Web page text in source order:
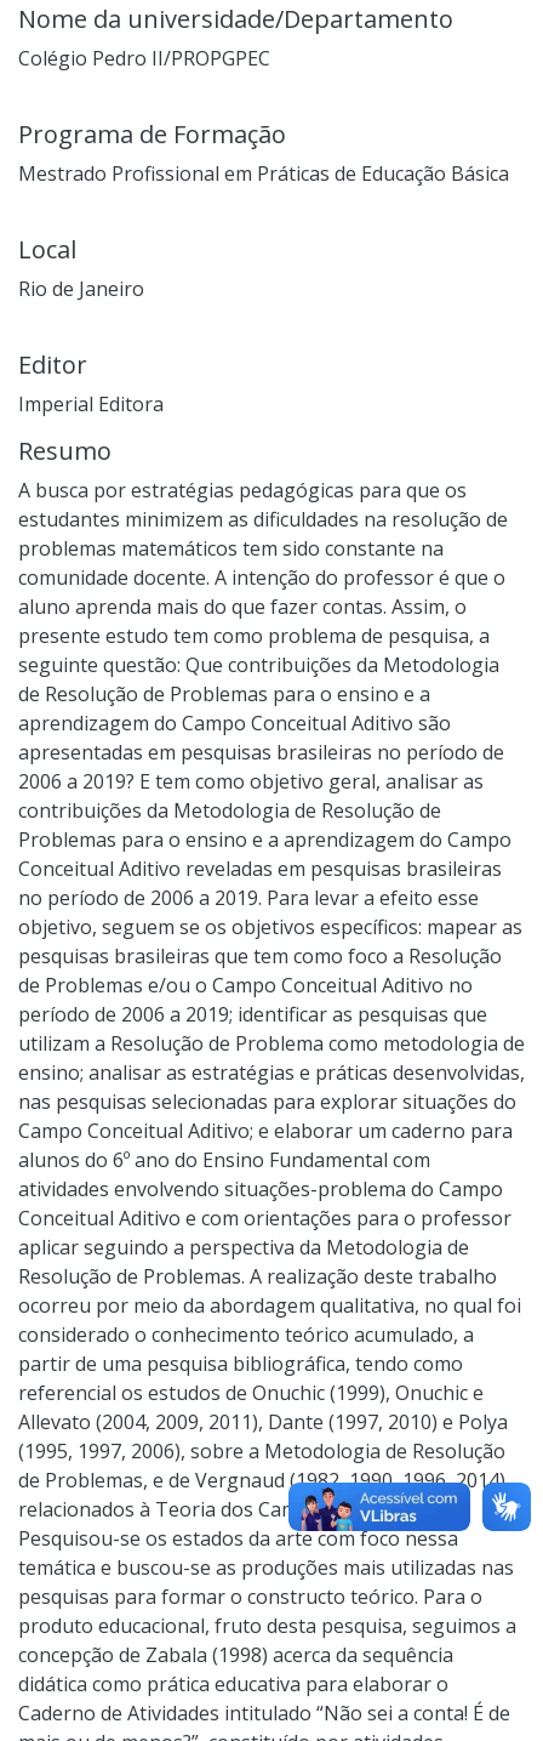
Nome da universidade/Departamento
Colégio Pedro II/PROPGPEC
Programa de Formação
Mestrado Profissional em Práticas de Educação Básica
Local
Rio de Janeiro
Editor
Imperial Editora
Resumo
A busca por estratégias pedagógicas para que os
estudantes minimizem as dificuldades na resolução de
problemas matemáticos tem sido constante na
comunidade docente. A intenção do professor é que o
aluno aprenda mais do que fazer contas. Assim, o
presente estudo tem como problema de pesquisa, a
seguinte questão: Que contribuições da Metodologia
de Resolução de Problemas para o ensino e a
aprendizagem do Campo Conceitual Aditivo são
apresentadas em pesquisas brasileiras no período de
2006 a 2019? E tem como objetivo geral, analisar as
contribuições da Metodologia de Resolução de
Problemas para o ensino e a aprendizagem do Campo
Conceitual Aditivo reveladas em pesquisas brasileiras
no período de 2006 a 2019. Para levar a efeito esse
objetivo, seguem se os objetivos específicos: mapear as
pesquisas brasileiras que tem como foco a Resolução
de Problemas e/ou o Campo Conceitual Aditivo no
período de 2006 a 2019; identificar as pesquisas que
utilizam a Resolução de Problema como metodologia de
ensino; analisar as estratégias e práticas desenvolvidas,
nas pesquisas selecionadas para explorar situações do
Campo Conceitual Aditivo; e elaborar um caderno para
alunos do 6º ano do Ensino Fundamental com
atividades envolvendo situações-problema do Campo
Conceitual Aditivo e com orientações para o professor
aplicar seguindo a perspectiva da Metodologia de
Resolução de Problemas. A realização deste trabalho
ocorreu por meio da abordagem qualitativa, no qual foi
considerado o conhecimento teórico acumulado, a
partir de uma pesquisa bibliográfica, tendo como
referencial os estudos de Onuchic (1999), Onuchic e
Allevato (2004, 2009, 2011), Dante (1997, 2010) e Polya
(1995, 1997, 2006), sobre a Metodologia de Resolução
de Problemas, e de Vergnaud (1982, 1990, 1996, 2014),
relacionados à Teoria dos Campos Conceituais.
Pesquisou-se os estados da arte com foco nessa
temática e buscou-se as produções mais utilizadas nas
pesquisas para formar o constructo teórico. Para o
produto educacional, fruto desta pesquisa, seguimos a
concepção de Zabala (1998) acerca da sequência
didática como prática educativa para elaborar o
Caderno de Atividades intitulado “Não sei a conta! É de